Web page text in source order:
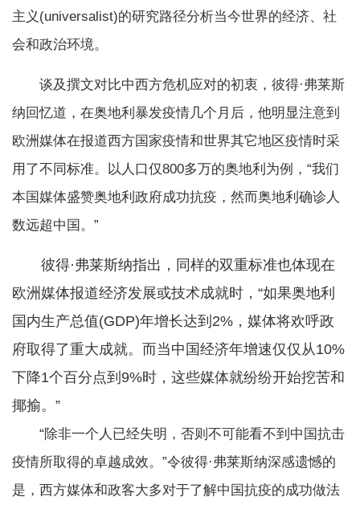
主义(universalist)的研究路径分析当今世界的经济、社
会和政治环境。
谈及撰文对比中西方危机应对的初衷，彼得·弗莱斯
纳回忆道，在奥地利暴发疫情几个月后，他明显注意到
欧洲媒体在报道西方国家疫情和世界其它地区疫情时采
用了不同标准。以人口仅800多万的奥地利为例，“我们
本国媒体盛赞奥地利政府成功抗疫，然而奥地利确诊人
数远超中国。”
彼得·弗莱斯纳指出，同样的双重标准也体现在
欧洲媒体报道经济发展或技术成就时，“如果奥地利
国内生产总值(GDP)年增长达到2%，媒体将欢呼政
府取得了重大成就。而当中国经济年增速仅仅从10%
下降1个百分点到9%时，这些媒体就纷纷开始挖苦和
揶揄。”
“除非一个人已经失明，否则不可能看不到中国抗击
疫情所取得的卓越成效。”令彼得·弗莱斯纳深感遗憾的
是，西方媒体和政客大多对于了解中国抗疫的成功做法